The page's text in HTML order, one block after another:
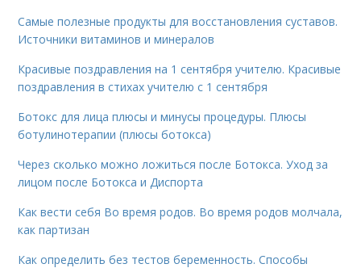
Самые полезные продукты для восстановления суставов.
Источники витаминов и минералов
Красивые поздравления на 1 сентября учителю. Красивые
поздравления в стихах учителю с 1 сентября
Ботокс для лица плюсы и минусы процедуры. Плюсы
ботулинотерапии (плюсы ботокса)
Через сколько можно ложиться после Ботокса. Уход за
лицом после Ботокса и Диспорта
Как вести себя Во время родов. Во время родов молчала,
как партизан
Как определить без тестов беременность. Способы